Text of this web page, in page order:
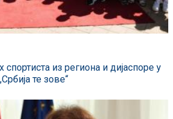
из региона и дијаспоре у
те зове“